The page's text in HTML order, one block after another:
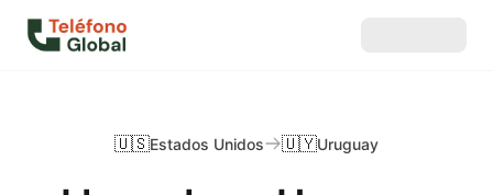
🇺🇸Estados Unidos 🇺🇾Uruguay